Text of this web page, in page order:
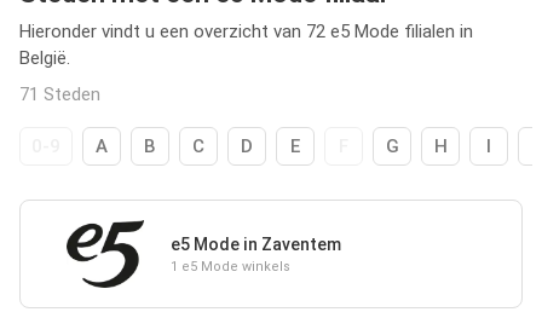
Hieronder vindt u een overzicht van 72 e5 Mode filialen in
België.
71 Steden
A B C D E G H I
e5 Mode in Zaventem
1 e5 Mode winkels